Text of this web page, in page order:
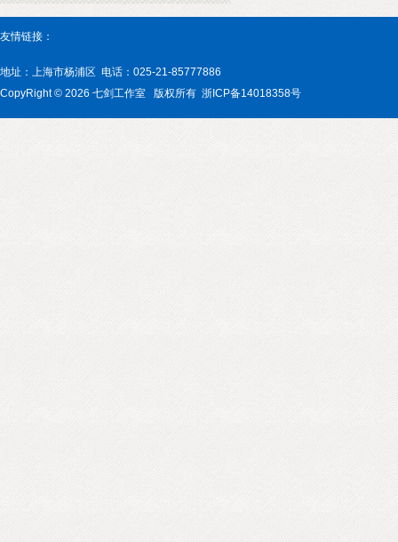
友情链接：
地址：上海市杨浦区 电话：025-21-85777886
CopyRight © 2026 七剑工作室
版权所有 浙ICP备14018358号